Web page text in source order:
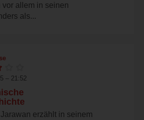
vor allem in seinen
als...
– 21:52
erzählt in seinem